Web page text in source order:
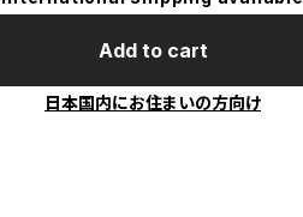
Add to cart
日本国内にお住まいの方向け